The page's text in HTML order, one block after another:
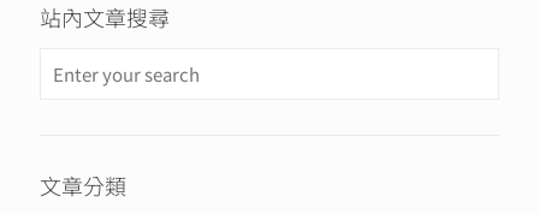
站內文章搜尋
文章分類